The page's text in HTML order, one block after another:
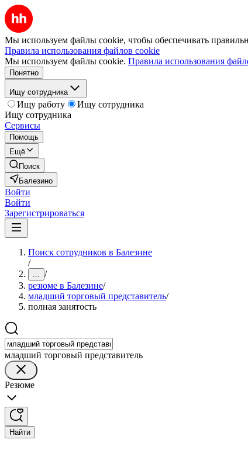
Мы используем файлы cookie, чтобы обеспечивать
Правила использования файлов cookie
Мы используем файлы cookie. Правила использования
Понятно
Ищу сотрудника
Ищу работу
Ищу сотрудника
Ищу сотрудника
Сервисы
Помощь
Ещё
Поиск
Балезино
Войти
Войти
Зарегистрироваться
Поиск сотрудников в Балезине
/
... /
резюме в Балезине/
младший торговый представитель/
полная занятость
младший торговый представитель
Резюме
Найти